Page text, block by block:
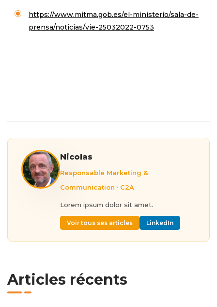
https://www.mitma.gob.es/el-ministerio/sala-de-
prensa/noticias/vie-25032022-0753
Nicolas
Responsable Marketing &
Communication · C2A
Lorem ipsum dolor sit amet.
Voir tous ses articles LinkedIn
Articles récents